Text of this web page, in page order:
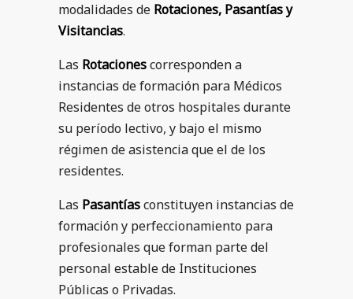
modalidades de Rotaciones, Pasantíasy
Visitancias.
Las Rotacionescorresponden a
instancias de formación para Médicos
Residentes de otros hospitales durante
su período lectivo, y bajo el mismo
régimen de asistencia que el de los
residentes.
Las Pasantíasconstituyen instancias de
formación y perfeccionamiento para
profesionales que forman parte del
personal estable de Instituciones
Públicas o Privadas.